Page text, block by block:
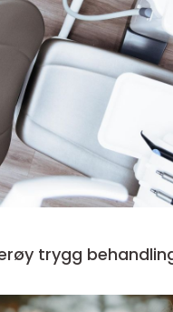
Tannlege osterøy trygg